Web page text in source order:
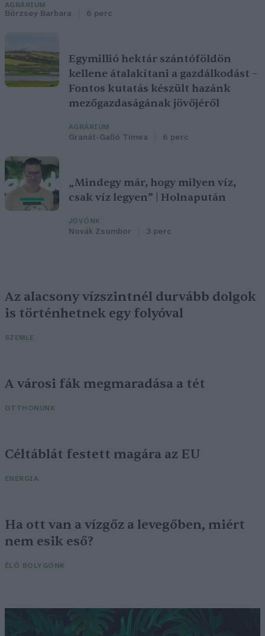
AGRÁRIUM
Börzsey Barbara 6 perc
Egymillió hektár szántóföldön
kellene átalakítani a gazdálkodást –
Fontos kutatás készült hazánk
mezőgazdaságának jövőjéről
AGRÁRIUM
Granát-Galló Tímea 6 perc
„Mindegy már, hogy milyen víz,
csak víz legyen” | Holnapután
JÖVŐNK
Novák Zsombor 3 perc
Az alacsony vízszintnél durvább dolgok
is történhetnek egy folyóval
SZEMLE
A városi fák megmaradása a tét
OTTHONUNK
Céltáblát festett magára az EU
ENERGIA
Ha ott van a vízgőz a levegőben, miért
nem esik eső?
ÉLŐ BOLYGÓNK